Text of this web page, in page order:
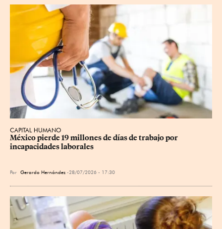
CAPITAL HUMANO
México pierde 19 millones de días de trabajo por
incapacidades laborales
Por Gerardo Hernández 28/07/2026 - 17:30